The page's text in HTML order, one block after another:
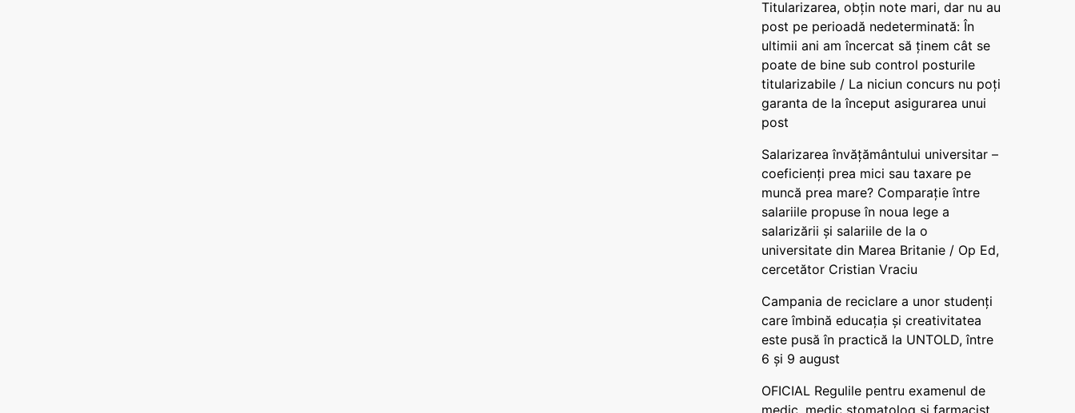
Titularizarea, obțin note mari, dar nu au
post pe perioadă nedeterminată: În
ultimii ani am încercat să ținem cât se
poate de bine sub control posturile
titularizabile / La niciun concurs nu poți
garanta de la început asigurarea unui
post
Salarizarea învățământului universitar –
coeficienți prea mici sau taxare pe
muncă prea mare? Comparație între
salariile propuse în noua lege a
salarizării și salariile de la o
universitate din Marea Britanie / Op Ed,
cercetător Cristian Vraciu
Campania de reciclare a unor studenți
care îmbină educația și creativitatea
este pusă în practică la UNTOLD, între
6 și 9 august
OFICIAL Regulile pentru examenul de
medic, medic stomatolog și farmacist